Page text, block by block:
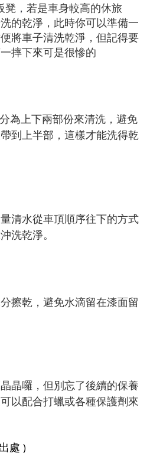
凳 ， 若是車身較高的休旅
的乾淨，此時你可以準備一
將車子清洗乾淨，但記得要
摔下來可是很慘的
為上下兩部份來清洗，避免
到上半部，這樣才能洗得乾
清水從車頂順序往下的方式
洗乾淨。
擦乾，避免水滴留在漆面留
晶囉，但別忘了後續的保養
以配合打蠟或各種保護劑來
處 )